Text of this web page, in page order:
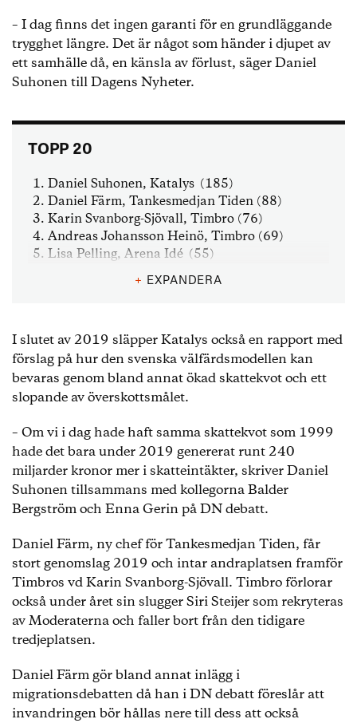
– I dag finns det ingen garanti för en grundläggande
trygghet längre. Det är något som händer i djupet av
ett samhälle då, en känsla av förlust, säger Daniel
Suhonen till Dagens Nyheter.
TOPP 20
Daniel Suhonen, Katalys (185)
Daniel Färm, Tankesmedjan Tiden (88)
Karin Svanborg-Sjövall, Timbro (76)
Andreas Johansson Heinö, Timbro (69)
Lisa Pelling, Arena Idé (55)
Enna Gerin, Katalys (40)
Jacob Lundberg, Timbro (39)
Mattias Goldmann, Fores (27)
Kalle Sundin, Katalys (25)
Siri Steijer, Timbro (22)
Sandro Scocco, Arena Idé (21)
Stefan Fölster, Reforminstitutet (17)
Emanuel Örtengren, Timbro (17)
German Bender, Arena Idé (15)
Payam Moula, Tankesmedjan Tiden (13)
Gunnar Hökmark, Frivärld (10)
PJ Anders Linder, Axess (8)
Marcus Larsson, Tankesmedjan Balans (8)
Källorna i den här rankingen har valts ut på basis
av räckvidd och relevans för det offentliga
samtalet. Källorna är: Aftonbladet, Dagens
industri, Dagens nyheter, Expressen, GT,
Göteborgsposten, Kvällsposten, SR, Svenska
+ EXPANDERA
I slutet av 2019 släpper Katalys också en rapport med
förslag på hur den svenska välfärdsmodellen kan
bevaras genom bland annat ökad skattekvot och ett
slopande av överskottsmålet.
– Om vi i dag hade haft samma skattekvot som 1999
hade det bara under 2019 genererat runt 240
miljarder kronor mer i skatteintäkter, skriver Daniel
Suhonen tillsammans med kollegorna Balder
Bergström och Enna Gerin på DN debatt.
Daniel Färm, ny chef för Tankesmedjan Tiden, får
stort genomslag 2019 och intar andraplatsen framför
Timbros vd Karin Svanborg-Sjövall. Timbro förlorar
också under året sin slugger Siri Steijer som rekryteras
av Moderaterna och faller bort från den tidigare
tredjeplatsen.
Daniel Färm gör bland annat inlägg i
migrationsdebatten då han i DN debatt föreslår att
invandringen bör hållas nere till dess att också